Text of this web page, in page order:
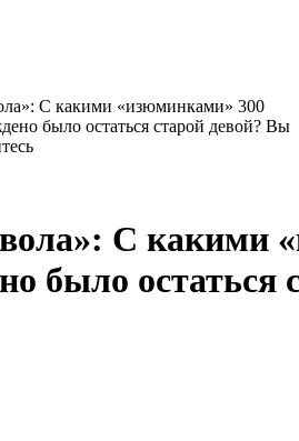
С какими «изюминками» 300
было остаться старой девой? Вы
С какими
было